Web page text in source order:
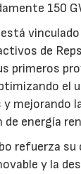
150
de
primeros
el
mejorando
de energía
refuerza
y la